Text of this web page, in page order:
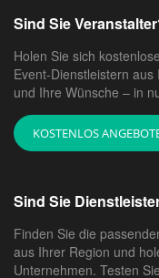
Sind Sie
Holen Sie sich
Event-Dienstleistern
und Ihre Wünsche – in
KOSTENLOS
Sind Sie
Finden Sie die
aus Ihrer Region und
Unternehmen. Testen